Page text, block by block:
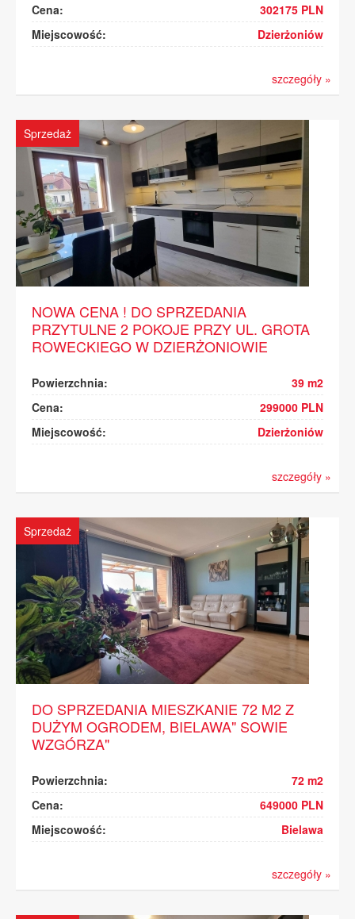
Cena:
302175 PLN
Miejscowość:
Dzierżoniów
szczegóły »
Sprzedaż
NOWA CENA ! DO SPRZEDANIA
PRZYTULNE 2 POKOJE PRZY UL. GROTA
ROWECKIEGO W DZIERŻONIOWIE
Powierzchnia:
39 m2
Cena:
299000 PLN
Miejscowość:
Dzierżoniów
szczegóły »
Sprzedaż
DO SPRZEDANIA MIESZKANIE 72 M2 Z
DUŻYM OGRODEM, BIELAWA" SOWIE
WZGÓRZA"
Powierzchnia:
72 m2
Cena:
649000 PLN
Miejscowość:
Bielawa
szczegóły »